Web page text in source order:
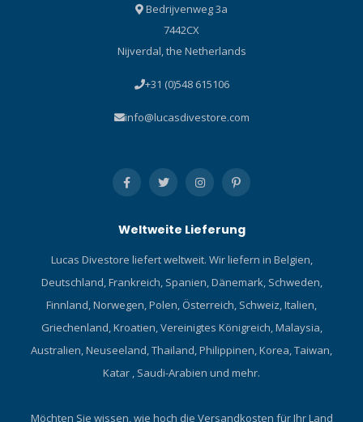
Bedrijvenweg 3a
7442CX
Nijverdal, the Netherlands
+31 (0)548 615106
info@lucasdivestore.com
Weltweite Lieferung
Lucas Divestore liefert weltweit. Wir liefern in Belgien,
Deutschland, Frankreich, Spanien, Dänemark, Schweden,
Finnland, Norwegen, Polen, Österreich, Schweiz, Italien,
Griechenland, Kroatien, Vereinigtes Königreich, Malaysia,
Australien, Neuseeland, Thailand, Philippinen, Korea, Taiwan,
Katar , Saudi-Arabien und mehr.
Möchten Sie wissen, wie hoch die Versandkosten für Ihr Land